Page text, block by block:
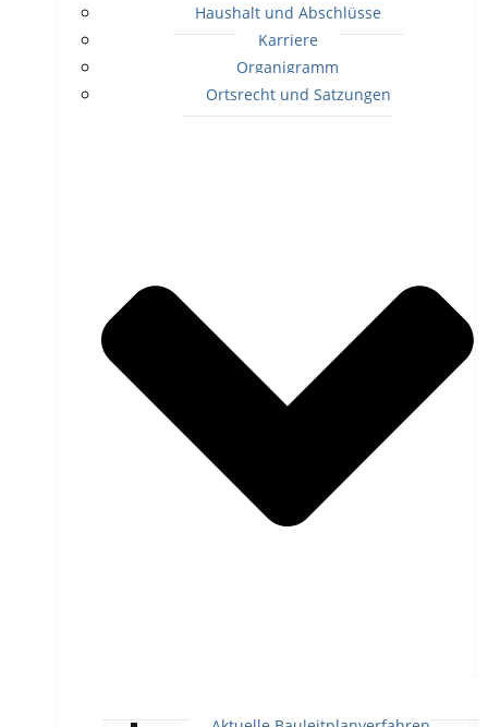
Haushalt und Abschlüsse
Karriere
Organigramm
Ortsrecht und Satzungen